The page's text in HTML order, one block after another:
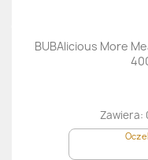
BUBAlicious More
Zawiera: